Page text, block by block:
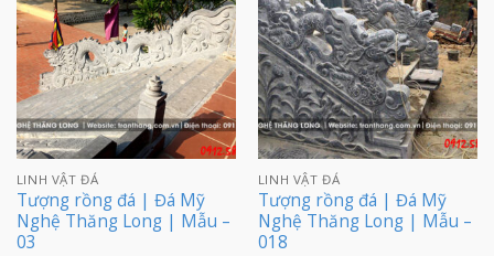
LINH VẬT ĐÁ
Tượng rồng đá | Đá Mỹ
Nghệ Thăng Long | Mẫu –
03
LINH VẬT ĐÁ
Tượng rồng đá | Đá Mỹ
Nghệ Thăng Long | Mẫu –
018